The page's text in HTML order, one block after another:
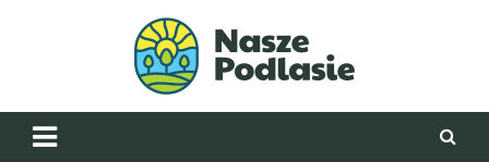
NaszePodlasie.pl